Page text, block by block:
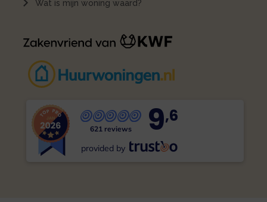
Wat is mijn woning waard?
621 reviews 9,6
provided by